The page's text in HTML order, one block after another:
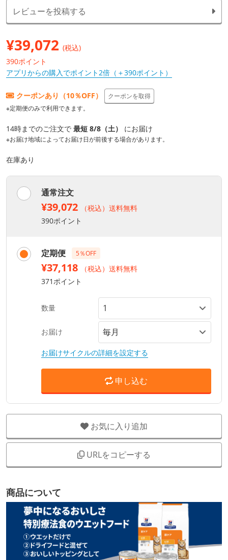
レビューを投稿する
¥39,072 (税込)
390ポイント
アプリからの購入でポイント2倍（＋390ポイント）
クーポンあり（10％OFF）
クーポンを取得
※定期便のみで利用できます。
14時までのご注文で 最短 8/8（土） にお届け
※お届け地域によってお届け日が前後する場合があります。
在庫あり
通常注文
¥39,072
（税込）送料無料
390ポイント
定期便 5％OFF
¥37,118
（税込）送料無料
371ポイント
数量
お届け
お届けサイクルの詳細を設定する
申し込む
お気に入り追加
URLをコピーする
商品について